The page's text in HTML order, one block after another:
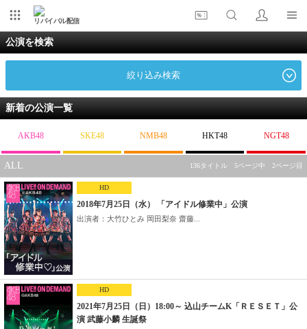
リバイバル配信
公演を検索
絞り込み検索
新着の公演一覧
AKB48 SKE48 NMB48 HKT48 NGT48
ALL 136タイトル 5ページ中 2ページ目
HD
2018年7月25日（水） 「アイドル修業中」公演
出演者：大竹ひとみ 岡田梨奈 齋藤...
HD
2021年7月25日（日）18:00～ 込山チームK「ＲＥＳＥＴ」公
演 武藤小麟 生誕祭